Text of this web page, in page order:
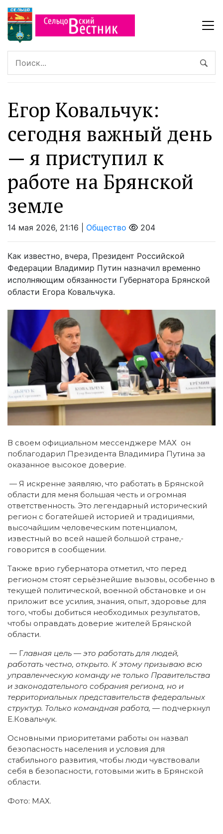
Егор Ковальчук:
сегодня важный день
— я приступил к
работе на Брянской
земле
14 мая 2026, 21:16 | Общество 204
Как известно, вчера, Президент Российской
Федерации Владимир Путин назначил временно
исполняющим обязанности Губернатора Брянской
области Егора Ковальчука.
В своем официальном мессенджере МАХ он
поблагодарил Президента Владимира Путина за
оказанное высокое доверие.
— Я искренне заявляю, что работать в Брянской
области для меня большая честь и огромная
ответственность. Это легендарный исторический
регион с богатейшей историей и традициями,
высочайшим человеческим потенциалом,
известный во всей нашей большой стране,-
говорится в сообщении.
Также врио губернатора отметил, что перед
регионом стоят серьёзнейшие вызовы, особенно в
текущей политической, военной обстановке и он
приложит все усилия, знания, опыт, здоровье для
того, чтобы добиться необходимых результатов,
чтобы оправдать доверие жителей Брянской
области.
— Главная цель — это работать для людей,
работать честно, открыто. К этому призываю всю
управленческую команду не только Правительства
и законодательного собрания региона, но и
территориальных представительств федеральных
структур. Только командная работа, — подчеркнул
Е.Ковальчук.
Основными приоритетами работы он назвал
безопасность населения и условия для
стабильного развития, чтобы люди чувствовали
себя в безопасности, готовыми жить в Брянской
области.
Фото: МАХ.